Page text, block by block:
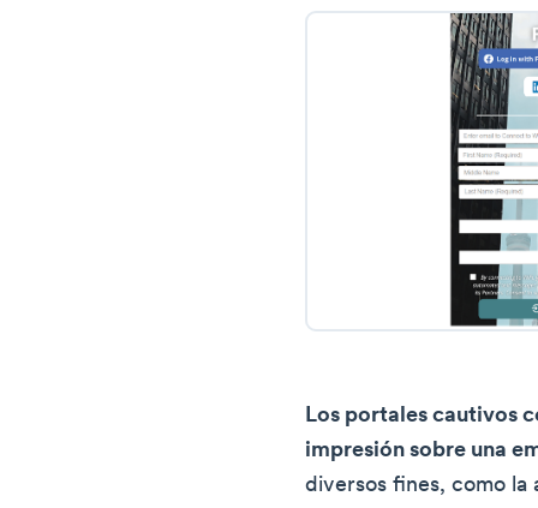
Los portales cautivos
impresión sobre una
diversos fines, como la